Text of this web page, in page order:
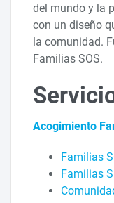
del mundo y la
con un diseño
la comunidad.
Familias SOS.
Acogimiento
Familias
Familias